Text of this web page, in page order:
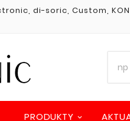
di-soric, Custom,
PRODUKTY